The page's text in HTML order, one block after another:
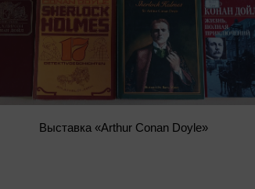
Выставка «Arthur Conan Doyle»